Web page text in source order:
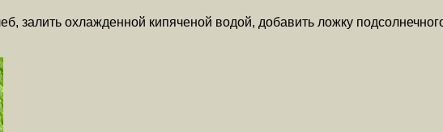
залить охлажденной кипяченой водой, добавить ложку